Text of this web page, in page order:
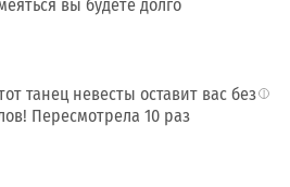
вы будете долго
i
танец невесты оставит вас без
Пересмотрела 10 раз